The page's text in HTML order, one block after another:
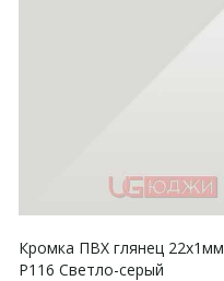
Кромка ПВХ глянец 22х1мм
P116 Светло-серый